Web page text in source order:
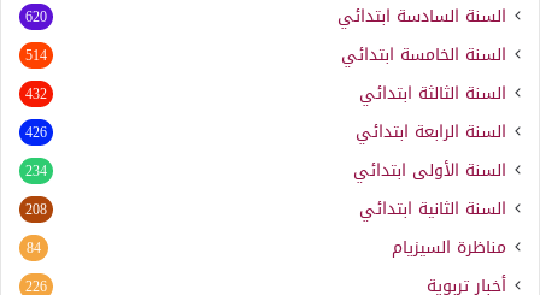
السنة السادسة ابتدائي 620
السنة الخامسة ابتدائي 514
السنة الثالثة ابتدائي 432
السنة الرابعة ابتدائي 426
السنة الأولى ابتدائي 234
السنة الثانية ابتدائي 208
مناظرة السيزيام 84
أخبار تربوية 226